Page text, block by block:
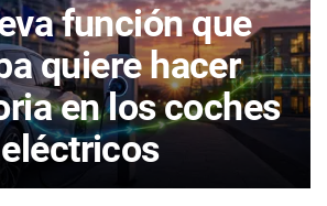
función que
quiere hacer
en los coches
eléctricos